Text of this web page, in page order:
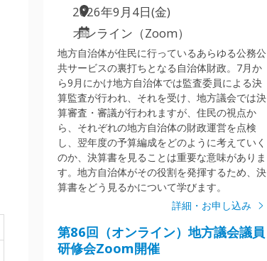
2026年9月4日(金)
オンライン（Zoom）
地方自治体が住民に行っているあらゆる公務公
共サービスの裏打ちとなる自治体財政。7月か
ら9月にかけ地方自治体では監査委員による決
算監査が行われ、それを受け、地方議会では決
算審査・審議が行われますが、住民の視点か
ら、それぞれの地方自治体の財政運営を点検
し、翌年度の予算編成をどのように考えていく
のか、決算書を見ることは重要な意味がありま
す。地方自治体がその役割を発揮するため、決
算書をどう見るかについて学びます。
詳細・お申し込み
第86回（オンライン）地方議会議員
研修会Zoom開催